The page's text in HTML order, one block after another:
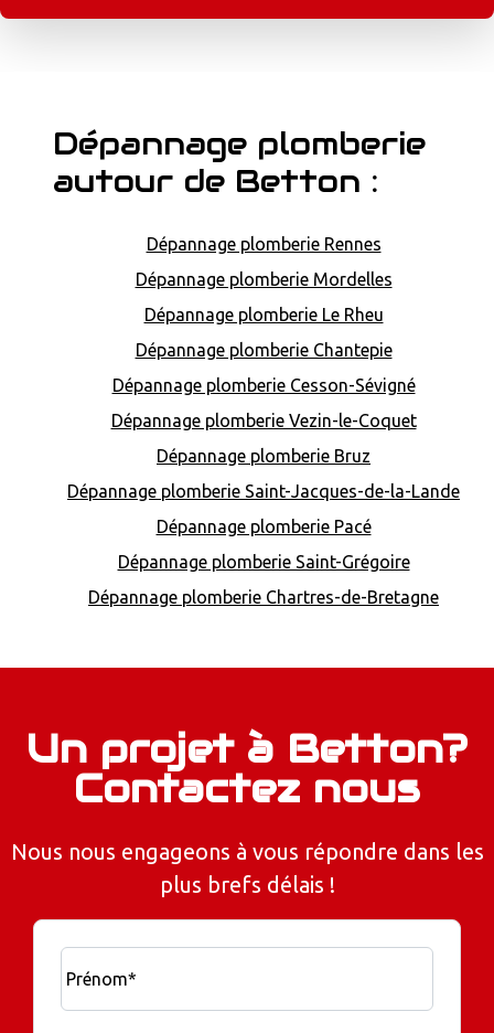
Dépannage plomberie
autour de Betton :
Dépannage plomberie Rennes
Dépannage plomberie Mordelles
Dépannage plomberie Le Rheu
Dépannage plomberie Chantepie
Dépannage plomberie Cesson-Sévigné
Dépannage plomberie Vezin-le-Coquet
Dépannage plomberie Bruz
Dépannage plomberie Saint-Jacques-de-la-Lande
Dépannage plomberie Pacé
Dépannage plomberie Saint-Grégoire
Dépannage plomberie Chartres-de-Bretagne
Un projet à Betton?
Contactez nous
Nous nous engageons à vous répondre dans les
plus brefs délais !
Prénom*